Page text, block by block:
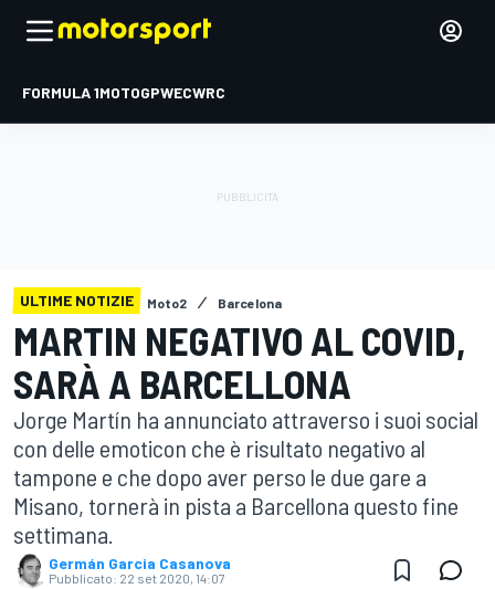
FORMULA 1MOTOGPWECWRC
ULTIME NOTIZIE Moto2 Barcelona
MARTIN NEGATIVO AL COVID,
SARÀ A BARCELLONA
Jorge Martín ha annunciato attraverso i suoi social
con delle emoticon che è risultato negativo al
tampone e che dopo aver perso le due gare a
Misano, tornerà in pista a Barcellona questo fine
settimana.
Germán Garcia Casanova
Pubblicato: 22 set 2020, 14:07